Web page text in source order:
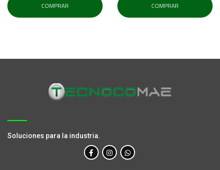
COMPRAR COMPRAR
Soluciones para la industria.